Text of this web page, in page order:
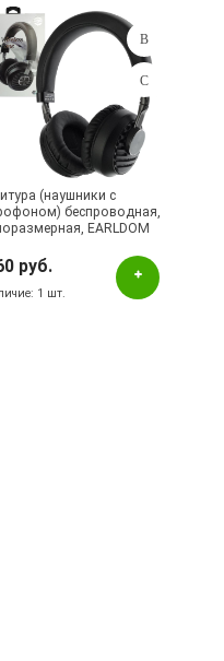
9, (ЦЕНТР)
(БРИЗ)
59/1 (ВЕРБА)
(наушники с
беспроводная,
EARLDOM
руб.
1 шт.